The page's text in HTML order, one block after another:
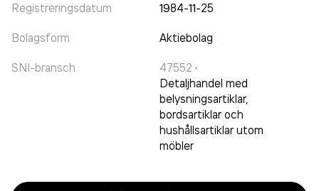
Registreringsdatum 1984-11-25
Bolagsform Aktiebolag
SNI-bransch 47552 ·
Detaljhandel med
belysningsartiklar,
bordsartiklar och
hushållsartiklar utom
möbler